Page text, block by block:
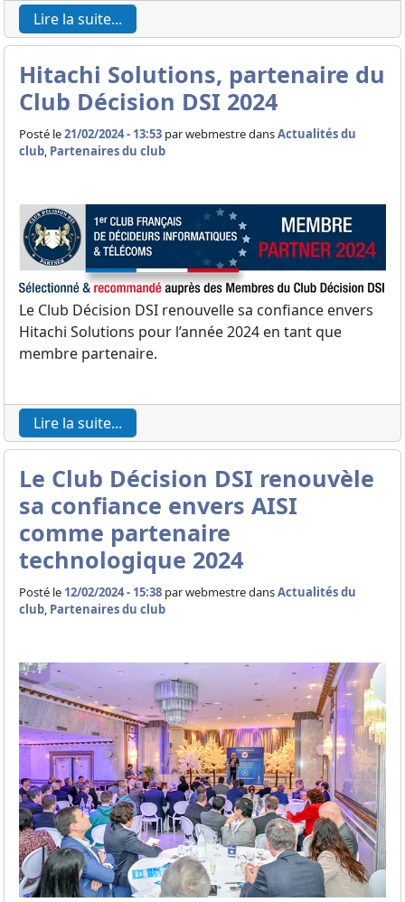
Lire la suite...
Hitachi Solutions, partenaire du
Club Décision DSI 2024
Posté le21/02/2024 - 13:53 parwebmestre dansActualités du
club, Partenaires du club
Le Club Décision DSI renouvelle sa confiance envers
Hitachi Solutions pour l’année 2024 en tant que
membre partenaire.
Lire la suite...
Le Club Décision DSI renouvèle
sa confiance envers AISI
comme partenaire
technologique 2024
Posté le 12/02/2024 - 15:38 parwebmestre dansActualités du
club, Partenaires du club